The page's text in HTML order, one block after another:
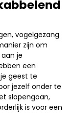
vogelgezang
zijn om
je
een
geest te
jezelf onder te
slapengaan,
is voor een